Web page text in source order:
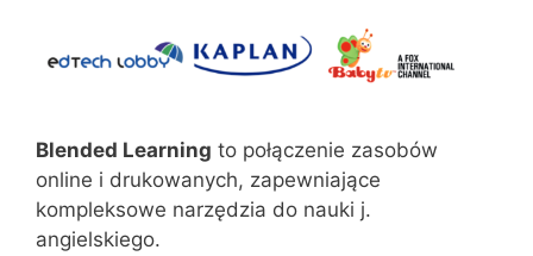
Blended Learning to połączenie zasobów
online i drukowanych, zapewniające
kompleksowe narzędzia do nauki j.
angielskiego.